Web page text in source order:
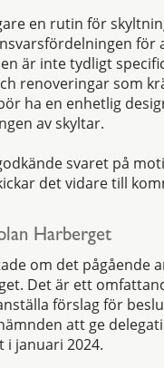
en rutin för
är inte tydligt
renoveringar som
ha en enhetlig
av skyltar.
svaret på
det vidare till
Harberget
om det pågående
Det är ett
förslag för
att ge
i januari 2024.